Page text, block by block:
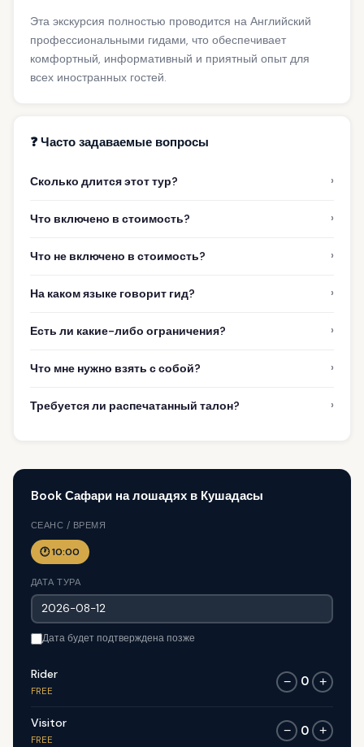
Эта экскурсия полностью проводится на Английский
профессиональными гидами, что обеспечивает
комфортный, информативный и приятный опыт для
всех иностранных гостей.
❓ Часто задаваемые вопросы
Сколько длится этот тур? ›
Что включено в стоимость? ›
Что не включено в стоимость? ›
На каком языке говорит гид? ›
Есть ли какие-либо ограничения? ›
Что мне нужно взять с собой? ›
Требуется ли распечатанный талон? ›
Book Сафари на лошадях в Кушадасы
СЕАНС / ВРЕМЯ
🕐 10:00
ДАТА ТУРА
Дата будет подтверждена позже
Rider
FREE
− 0 +
Visitor
FREE
− 0 +